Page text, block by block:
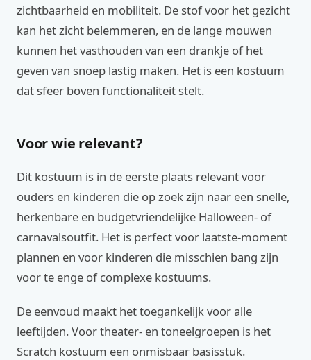
zichtbaarheid en mobiliteit. De stof voor het gezicht
kan het zicht belemmeren, en de lange mouwen
kunnen het vasthouden van een drankje of het
geven van snoep lastig maken. Het is een kostuum
dat sfeer boven functionaliteit stelt.
Voor wie relevant?
Dit kostuum is in de eerste plaats relevant voor
ouders en kinderen die op zoek zijn naar een snelle,
herkenbare en budgetvriendelijke Halloween- of
carnavalsoutfit. Het is perfect voor laatste-moment
plannen en voor kinderen die misschien bang zijn
voor te enge of complexe kostuums.
De eenvoud maakt het toegankelijk voor alle
leeftijden. Voor theater- en toneelgroepen is het
Scratch kostuum een onmisbaar basisstuk.